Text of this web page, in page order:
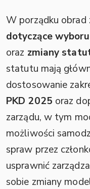
W porządku obrad
dotyczące
oraz zmiany
statutu mają
dostosowanie
PKD 2025 oraz
zarządu, w tym
możliwości
spraw przez
usprawnić
sobie zmiany